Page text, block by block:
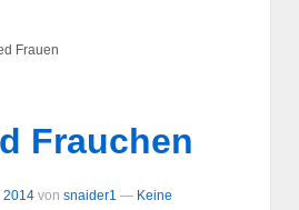
Frauen
Frauchen
2014 von snaider1 — Keine